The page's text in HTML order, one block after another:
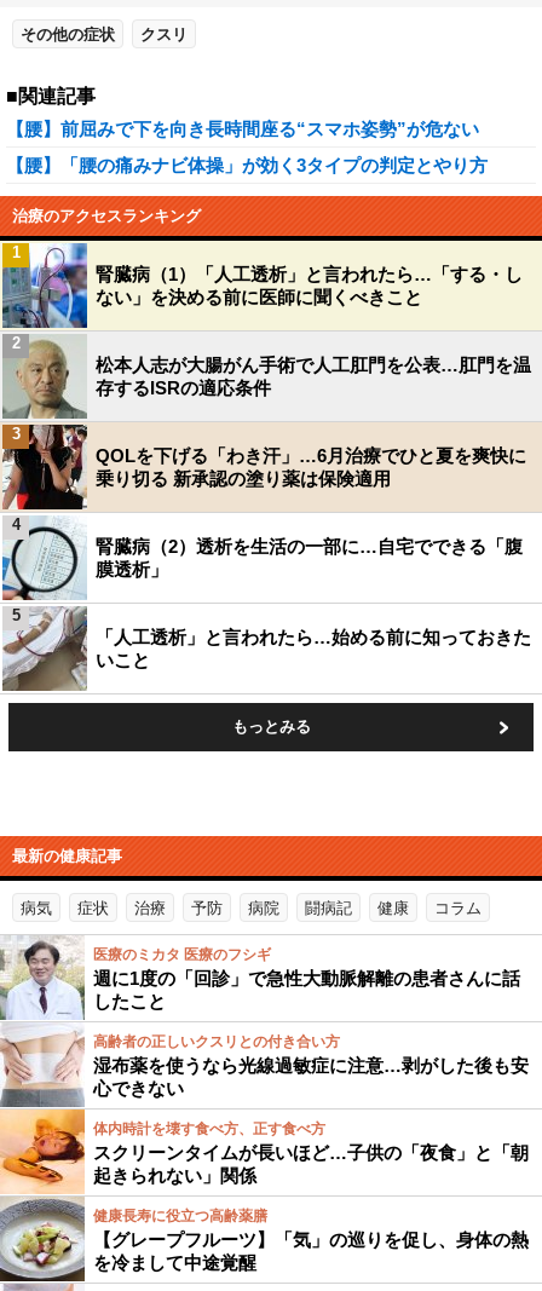
その他の症状 クスリ
■関連記事
【腰】前屈みで下を向き長時間座る“スマホ姿勢”が危ない
【腰】「腰の痛みナビ体操」が効く3タイプの判定とやり方
治療のアクセスランキング
腎臓病（1）「人工透析」と言われたら…「する・し
ない」を決める前に医師に聞くべきこと
1
松本人志が大腸がん手術で人工肛門を公表…肛門を温
存するISRの適応条件
2
QOLを下げる「わき汗」…6月治療でひと夏を爽快に
乗り切る 新承認の塗り薬は保険適用
3
腎臓病（2）透析を生活の一部に…自宅でできる「腹
膜透析」
4
「人工透析」と言われたら…始める前に知っておきた
いこと
5
もっとみる
最新の健康記事
病気 症状 治療 予防 病院 闘病記 健康 コラム
医療のミカタ 医療のフシギ
週に1度の「回診」で急性大動脈解離の患者さんに話
したこと
高齢者の正しいクスリとの付き合い方
湿布薬を使うなら光線過敏症に注意…剥がした後も安
心できない
体内時計を壊す食べ方、正す食べ方
スクリーンタイムが長いほど…子供の「夜食」と「朝
起きられない」関係
健康長寿に役立つ高齢薬膳
【グレープフルーツ】「気」の巡りを促し、身体の熱
を冷まして中途覚醒